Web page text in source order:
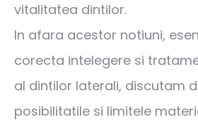
vitalitatea dintilor.
In afara acestor notiuni,
corecta intelegere si
al dintilor laterali, discutam
posibilitatile si limitele